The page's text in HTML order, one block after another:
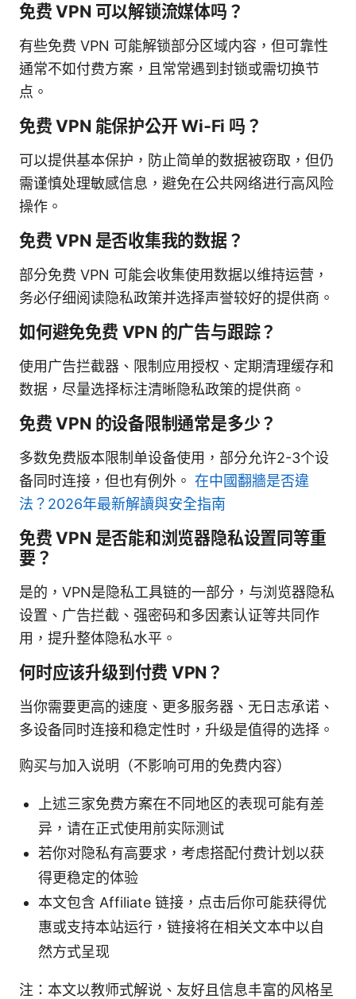
免费 VPN 可以解锁流媒体吗？
有些免费 VPN 可能解锁部分区域内容，但可靠性
通常不如付费方案，且常常遇到封锁或需切换节
点。
免费 VPN 能保护公开 Wi‑Fi 吗？
可以提供基本保护，防止简单的数据被窃取，但仍
需谨慎处理敏感信息，避免在公共网络进行高风险
操作。
免费 VPN 是否收集我的数据？
部分免费 VPN 可能会收集使用数据以维持运营，
务必仔细阅读隐私政策并选择声誉较好的提供商。
如何避免免费 VPN 的广告与跟踪？
使用广告拦截器、限制应用授权、定期清理缓存和
数据，尽量选择标注清晰隐私政策的提供商。
免费 VPN 的设备限制通常是多少？
多数免费版本限制单设备使用，部分允许2-3个设
备同时连接，但也有例外。 在中國翻牆是否違
法？2026年最新解讀與安全指南
免费 VPN 是否能和浏览器隐私设置同等重
要？
是的，VPN是隐私工具链的一部分，与浏览器隐私
设置、广告拦截、强密码和多因素认证等共同作
用，提升整体隐私水平。
何时应该升级到付费 VPN？
当你需要更高的速度、更多服务器、无日志承诺、
多设备同时连接和稳定性时，升级是值得的选择。
购买与加入说明（不影响可用的免费内容）
上述三家免费方案在不同地区的表现可能有差
异，请在正式使用前实际测试
若你对隐私有高要求，考虑搭配付费计划以获
得更稳定的体验
本文包含 Affiliate 链接，点击后你可能获得优
惠或支持本站运行，链接将在相关文本中以自
然方式呈现
注：本文以教师式解说、友好且信息丰富的风格呈